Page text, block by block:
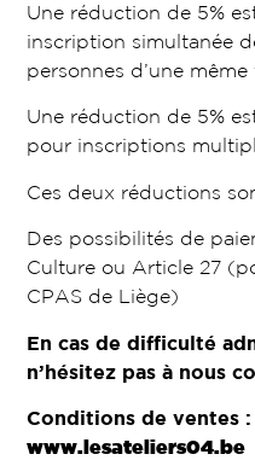
Une réduction de 5%
inscription simultanée
personnes d’une même
Une réduction de 5%
pour inscriptions
Ces deux réductions
Des possibilités de
Culture ou Article 27
CPAS de Liège)
En cas de difficulté
n’hésitez pas à nous
Conditions de ventes
www.lesateliers04.be